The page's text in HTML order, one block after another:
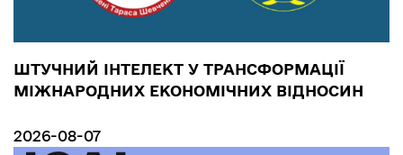
ШТУЧНИЙ ІНТЕЛЕКТ У ТРАНСФОРМАЦІЇ
МІЖНАРОДНИХ ЕКОНОМІЧНИХ ВІДНОСИН
2026-08-07